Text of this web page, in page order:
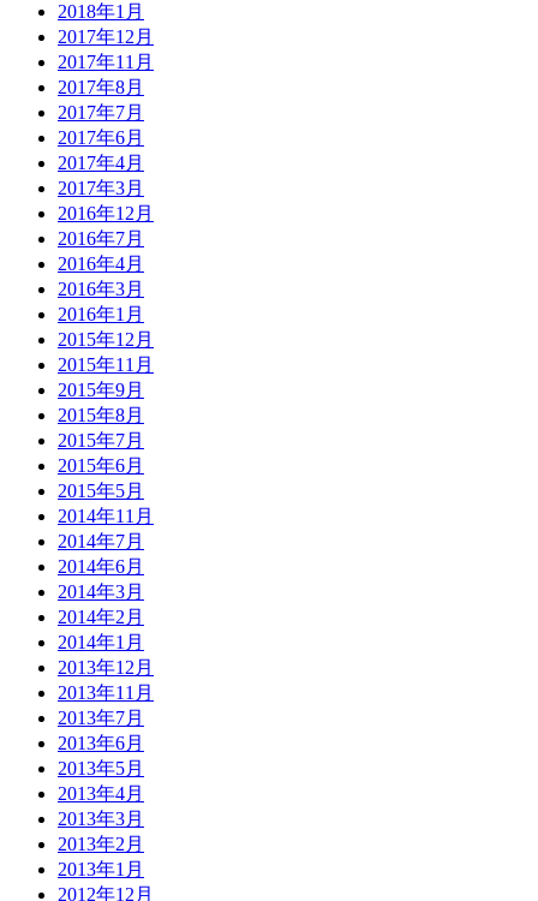
2018年1月
2017年12月
2017年11月
2017年8月
2017年7月
2017年6月
2017年4月
2017年3月
2016年12月
2016年7月
2016年4月
2016年3月
2016年1月
2015年12月
2015年11月
2015年9月
2015年8月
2015年7月
2015年6月
2015年5月
2014年11月
2014年7月
2014年6月
2014年3月
2014年2月
2014年1月
2013年12月
2013年11月
2013年7月
2013年6月
2013年5月
2013年4月
2013年3月
2013年2月
2013年1月
2012年12月